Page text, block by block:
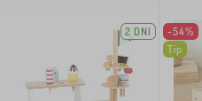
2 DNI
-54%
Tip